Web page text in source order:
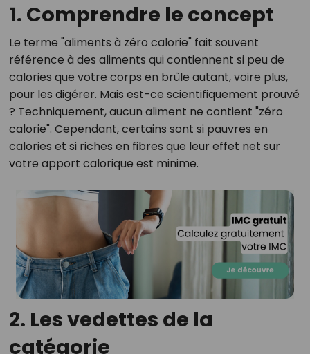
1. Comprendre le concept
Le terme "aliments à zéro calorie" fait souvent
référence à des aliments qui contiennent si peu de
calories que votre corps en brûle autant, voire plus,
pour les digérer. Mais est-ce scientifiquement prouvé
? Techniquement, aucun aliment ne contient "zéro
calorie". Cependant, certains sont si pauvres en
calories et si riches en fibres que leur effet net sur
votre apport calorique est minime.
2. Les vedettes de la
catégorie